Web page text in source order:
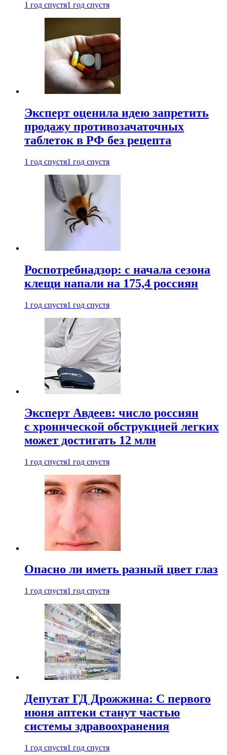
1 год спустя1 год спустя
Эксперт оценила идею запретить
продажу противозачаточных
таблеток в РФ без рецепта
1 год спустя1 год спустя
Роспотребнадзор: с начала сезона
клещи напали на 175,4 россиян
1 год спустя1 год спустя
Эксперт Авдеев: число россиян
с хронической обструкцией легких
может достигать 12 млн
1 год спустя1 год спустя
Опасно ли иметь разный цвет глаз
1 год спустя1 год спустя
Депутат ГД Дрожжина: С первого
июня аптеки станут частью
системы здравоохранения
1 год спустя1 год спустя